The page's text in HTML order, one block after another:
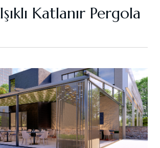
Işıklı Katlanır Pergola